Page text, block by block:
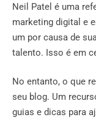
Neil Patel é uma
marketing digital e
um por causa de
talento. Isso é em
No entanto, o que
seu blog. Um
guias e dicas para